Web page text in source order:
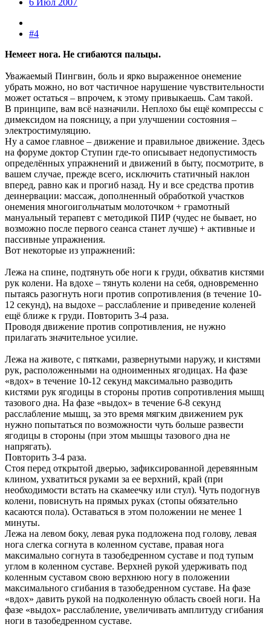
6 Июл 2007
#4
Немеет нога. Не сгибаются пальцы.
Уважаемый Пингвин, боль и ярко выраженное онемение
убрать можно, но вот частичное нарушение чувствительности
может остаться – впрочем, к этому привыкаешь. Сам такой.
В принципе, вам всё назначили. Неплохо бы ещё компрессы с
димексидом на поясницу, а при улучшении состояния –
электростимуляцию.
Ну а самое главное – движение и правильное движение. Здесь
на форуме доктор Ступин где-то описывает недопустимость
определённых упражнений и движений в быту, посмотрите, в
вашем случае, прежде всего, исключить статичный наклон
вперед, равно как и прогиб назад. Ну и все средства против
деинервации: массаж, дополненный обработкой участков
онемения многоигольчатым молоточком + грамотный
мануальный терапевт с методикой ПИР (чудес не бывает, но
возможно после первого сеанса станет лучше) + активные и
пассивные упражнения.
Вот некоторые из упражнений:
Лежа на спине, подтянуть обе ноги к груди, обхватив кистями
рук колени. На вдохе – тянуть колени на себя, одновременно
пытаясь разогнуть ноги против сопротивления (в течение 10-
12 секунд), на выдохе – расслабление и приведение коленей
ещё ближе к груди. Повторить 3-4 раза.
Проводя движение против сопротивления, не нужно
прилагать значительное усилие.
Лежа на животе, с пятками, развернутыми наружу, и кистями
рук, расположенными на одноименных ягодицах. На фазе
«вдох» в течение 10-12 секунд максимально разводить
кистями рук ягодицы в стороны против сопротивления мышц
тазового дна. На фазе «выдох» в течение 6-8 секунд
расслабление мышц, за это время мягким движением рук
нужно попытаться по возможности чуть больше развести
ягодицы в стороны (при этом мышцы тазового дна не
напрягать).
Повторить 3-4 раза.
Стоя перед открытой дверью, зафиксированной деревянным
клином, ухватиться руками за ее верхний, край (при
необходимости встать на скамеечку или стул). Чуть подогнув
колени, повиснуть на прямых руках (стопы обязательно
касаются пола). Оставаться в этом положении не менее 1
минуты.
Лежа на левом боку, левая рука подложена под голову, левая
нога слегка согнута в коленном суставе, правая нога
максимально согнута в тазобедренном суставе и под тупым
углом в коленном суставе. Верхней рукой удерживать под
коленным суставом свою верхнюю ногу в положении
максимального сгибания в тазобедренном суставе. На фазе
«вдох» давить рукой на подколенную область своей ноги. На
фазе «выдох» расслабление, увеличивать амплитуду сгибания
ноги в тазобедренном суставе.